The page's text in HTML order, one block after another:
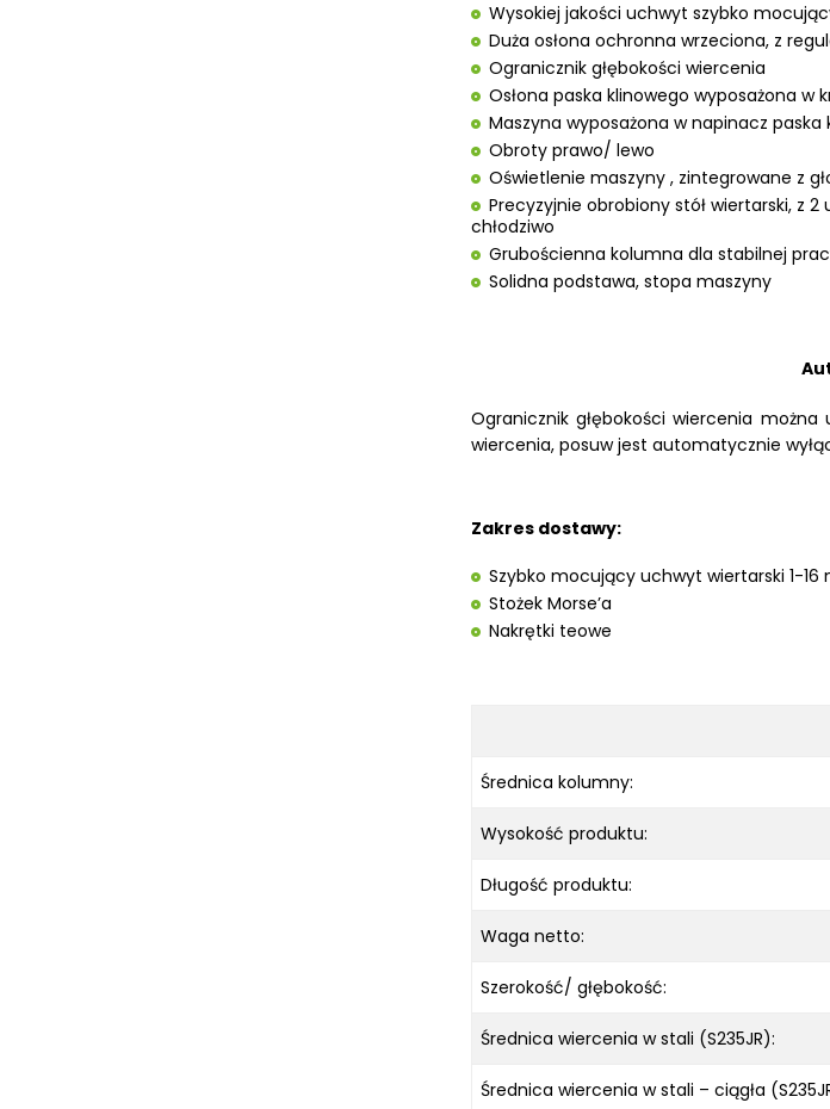
Wysokiej jakości uchwyt szybko
Duża osłona ochronna wrzeciona, z
Ogranicznik głębokości wiercenia
Osłona paska klinowego wyposażona w
Maszyna wyposażona w napinacz paska
Obroty prawo/ lewo
Oświetlenie maszyny , zintegrowane z
Precyzyjnie obrobiony stół wiertarski, z
chłodziwo
Grubościenna kolumna dla stabilnej
Solidna podstawa, stopa maszyny
Ogranicznik głębokości wiercenia
wiercenia, posuw jest automatycznie
Zakres dostawy:
Szybko mocujący uchwyt wiertarski 1-16
Stożek Morse’a
Nakrętki teowe
Średnica kolumny:
Wysokość produktu:
Długość produktu:
Waga netto:
Szerokość/ głębokość:
Średnica wiercenia w stali (S235JR):
Średnica wiercenia w stali – ciągła